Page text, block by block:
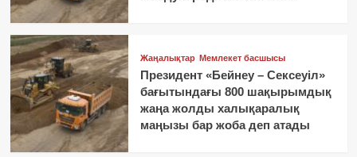
Жаңалықтар Мемлекет басшысы
Президент «Бейнеу – Сексеуіл»
бағытындағы 800 шақырымдық
жаңа жолды халықаралық
маңызы бар жоба деп атады